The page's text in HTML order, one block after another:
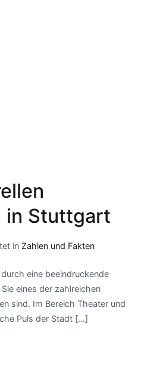
in Stuttgart
inZahlen und Fakten
eine beeindruckende
eines der zahlreichen
sind. Im Bereich Theater und
Puls der Stadt […]